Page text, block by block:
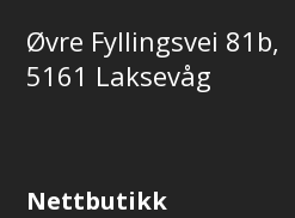
Øvre Fyllingsvei 81b,
5161 Laksevåg
Nettbutikk